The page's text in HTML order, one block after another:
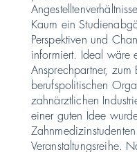
日本
Malaysia
대한민국
Kaum ein
Perspektiven und
informiert. Ideal wäre
Ansprechpartner,
berufspolitischen
zahnärztlichen
einer guten Idee
Veranstaltungsreihe.